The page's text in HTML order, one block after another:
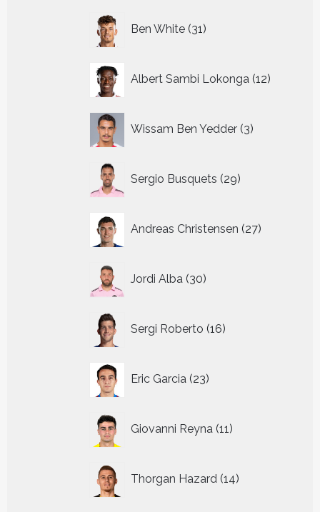
Ben White 31
producten
Albert Sambi Lokonga 12
Wissam Ben Yedder 3
producten
Sergio Busquets 29
producten
Andreas Christensen 27
producten
Jordi Alba 30
producten
Sergi Roberto 16
producten
Eric Garcia 23
producten
Giovanni Reyna 11
producten
Thorgan Hazard 14
producten